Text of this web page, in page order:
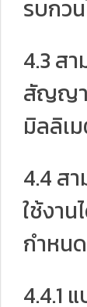
รบกว
4.3 ส
สัญญา
มิลลิเ
4.4 ส
ใช้งา
กำหน
4.4.1